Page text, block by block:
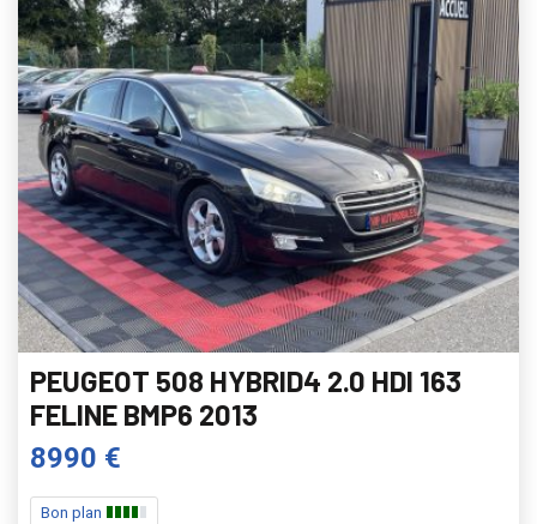
PEUGEOT 508 HYBRID4 2.0 HDI 163
FELINE BMP6 2013
8990 €
Bon plan